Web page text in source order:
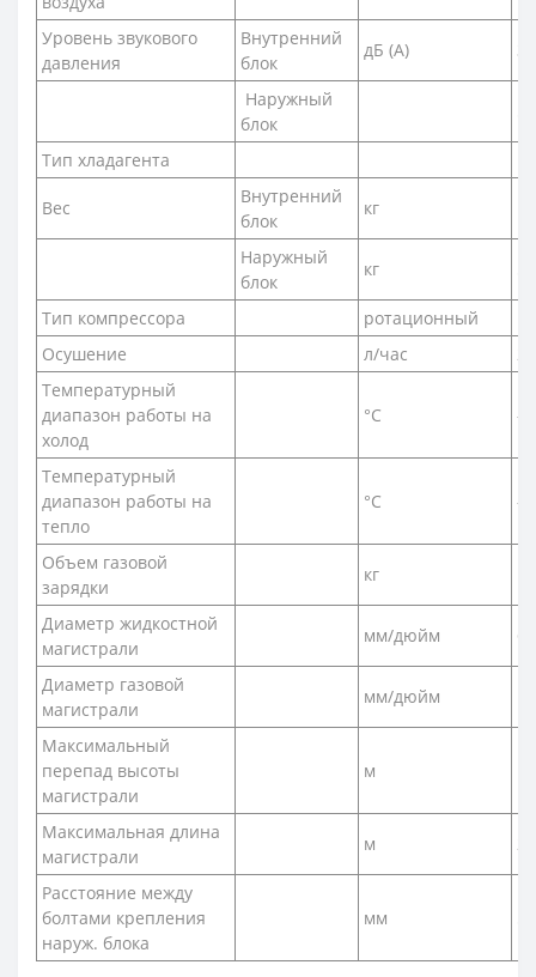
Уровень звукового
давления
Внутренний
блок
дБ (A)
Наружный
блок
Тип хладагента
Вес
Внутренний
блок
кг
Наружный
блок
кг
Тип компрессора
ротационный
Осушение
л/час
Температурный
диапазон работы на
холод
°C -
Температурный
диапазон работы на
тепло
°C -
Объем газовой
зарядки
кг
Диаметр жидкостной
магистрали
мм/дюйм
Диаметр газовой
магистрали
мм/дюйм
Максимальный
перепад высоты
магистрали
м
Максимальная длина
магистрали
м
Расстояние между
болтами крепления
наруж. блока
мм